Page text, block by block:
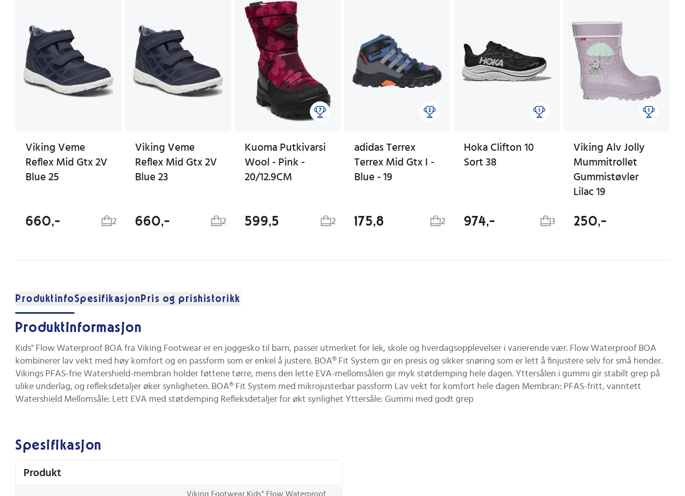
Viking Veme
Reflex Mid Gtx 2V
Blue 25
660,- 2
Viking Veme
Reflex Mid Gtx 2V
Blue 23
660,- 2
Kuoma Putkivarsi
Wool - Pink -
20/12.9CM
599,5 2
adidas Terrex
Terrex Mid Gtx I -
Blue - 19
175,8 2
Hoka Clifton 10
Sort 38
974,- 3
Viking Alv Jolly
Mummitrollet
Gummistøvler
Lilac 19
250,-
ProduktinfoSpesifikasjon Pris og prishistorikk
Produktinformasjon
Kids" Flow Waterproof BOA fra Viking Footwear er en joggesko til barn, passer utmerket for lek, skole og hverdagsopplevelser i varierende vær. Flow Waterproof BOA
kombinerer lav vekt med høy komfort og en passform som er enkel å justere. BOA® Fit System gir en presis og sikker snøring som er lett å finjustere selv for små hender.
Vikings PFAS-frie Watershield-membran holder føttene tørre, mens den lette EVA-mellomsålen gir myk støtdemping hele dagen. Yttersålen i gummi gir stabilt grep på
ulike underlag, og refleksdetaljer øker synligheten. BOA® Fit System med mikrojusterbar passform Lav vekt for komfort hele dagen Membran: PFAS-fritt, vanntett
Watershield Mellomsåle: Lett EVA med støtdemping Refleksdetaljer for økt synlighet Yttersåle: Gummi med godt grep
Spesifikasjon
Produkt
Viking Footwear Kids" Flow Waterproof